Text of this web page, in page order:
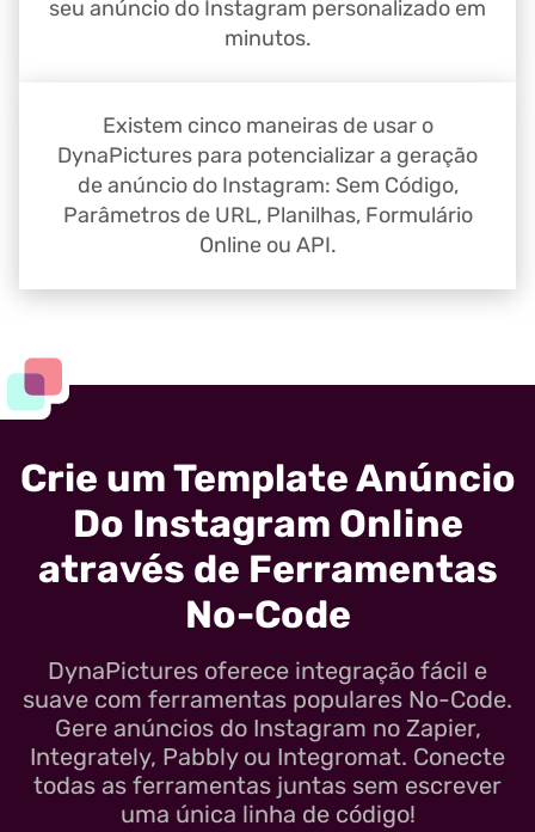
seu anúncio do Instagram personalizado em
minutos.
Existem cinco maneiras de usar o
DynaPictures para potencializar a geração
de anúncio do Instagram: Sem Código,
Parâmetros de URL, Planilhas, Formulário
Online ou API.
Crie um Template Anúncio
Do Instagram Online
através de Ferramentas
No-Code
DynaPictures oferece integração fácil e
suave com ferramentas populares No-Code.
Gere anúncios do Instagram no Zapier,
Integrately, Pabbly ou Integromat. Conecte
todas as ferramentas juntas sem escrever
uma única linha de código!